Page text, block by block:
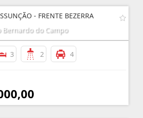
- FRENTE BEZERRA
Bernardo do Campo
3 2 4